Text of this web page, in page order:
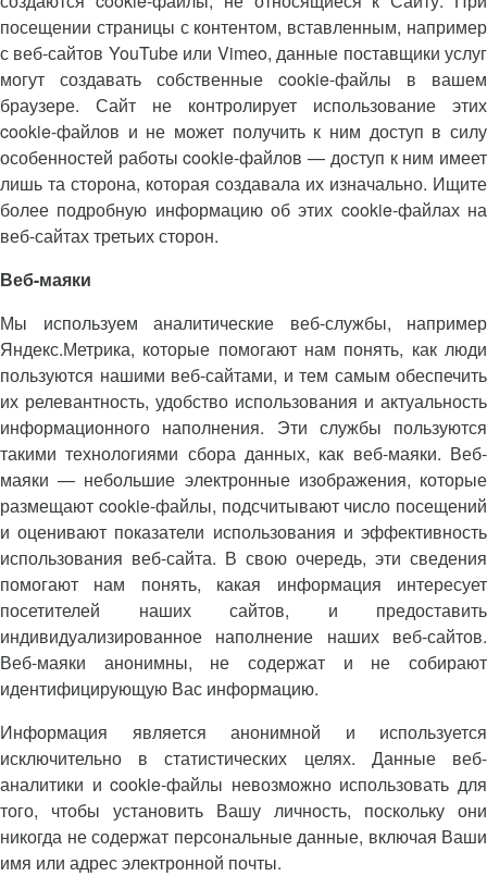
посещении страницы с контентом, вставленным, например
с веб-сайтов YouTube или Vimeo, данные поставщики услуг
могут создавать собственные cookie-файлы в вашем
браузере. Сайт не контролирует использование этих
cookie-файлов и не может получить к ним доступ в силу
особенностей работы cookie-файлов — доступ к ним имеет
лишь та сторона, которая создавала их изначально. Ищите
более подробную информацию об этих cookie-файлах на
веб-сайтах третьих сторон.
Веб-маяки
Мы используем аналитические веб-службы, например
Яндекс.Метрика, которые помогают нам понять, как люди
пользуются нашими веб-сайтами, и тем самым обеспечить
их релевантность, удобство использования и актуальность
информационного наполнения. Эти службы пользуются
такими технологиями сбора данных, как веб-маяки. Веб-
маяки — небольшие электронные изображения, которые
размещают cookie-файлы, подсчитывают число посещений
и оценивают показатели использования и эффективность
использования веб-сайта. В свою очередь, эти сведения
помогают нам понять, какая информация интересует
посетителей наших сайтов, и предоставить
индивидуализированное наполнение наших веб-сайтов.
Веб-маяки анонимны, не содержат и не собирают
идентифицирующую Вас информацию.
Информация является анонимной и используется
исключительно в статистических целях. Данные веб-
аналитики и cookie-файлы невозможно использовать для
того, чтобы установить Вашу личность, поскольку они
никогда не содержат персональные данные, включая Ваши
имя или адрес электронной почты.